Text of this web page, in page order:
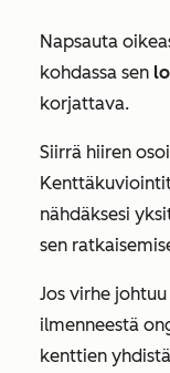
Napsauta
kohdassa sen
korjattava.
Siirrä hiiren
nähdäksesi
sen
Jos virhe
ilmenneestä
kenttien